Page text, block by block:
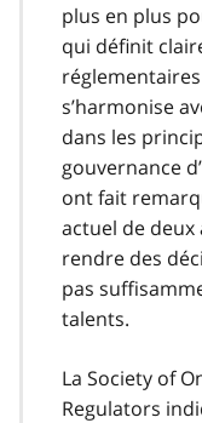
plus en plus
qui définit
s’harmonise
dans les
gouvernance
ont fait
actuel de
rendre des
pas
talents.
La Society of
Regulators